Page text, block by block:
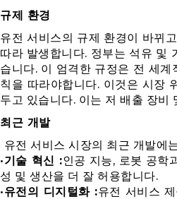
규제 환경
유전 서비스의 규제 환경이 바뀌
따라 발생합니다. 정부는 석유 및
습니다. 이 엄격한 규정은 전 세
칙을 따라야합니다. 이것은 시장
두고 있습니다. 이는 저 배출 장비
최근 개발
유전 서비스 시장의 최근 개발에
•기술 혁신 :인공 지능, 로봇 공학
성 및 생산을 더 잘 허용합니다.
•유전의 디지털화 :유전 서비스